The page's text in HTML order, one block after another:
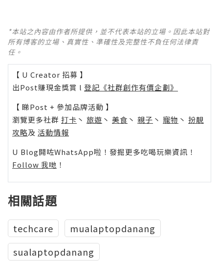
*本站之內容由作者所提供，並不代表本站的立場。因此本站對
所有博客的立場、真實性、準確性及完整性不負任何法律責
任。
【 U Creator 招募 】
出Post賺現金獎賞 l 登記《社群創作有價企劃》
【 睇Post + 參加品牌活動 】
瀏覽更多社群 打卡 丶 旅遊 丶 美食 丶 親子 丶 寵物 丶 扮靚
攻略及 活動情報
U Blog開咗WhatsApp啦！發掘更多吃喝玩樂資訊！
Follow 我哋 ！
相關話題
techcare
mualaptopdanang
sualaptopdanang